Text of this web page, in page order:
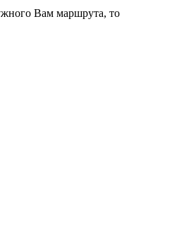
Вам маршрута, то